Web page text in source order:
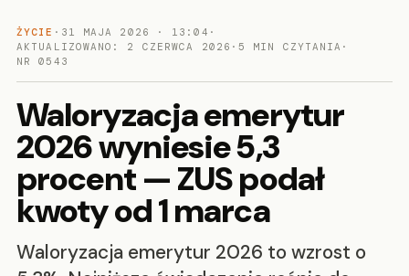
ŻYCIE · 31 MAJA 2026 · 13:04 ·
AKTUALIZOWANO: 2 CZERWCA 2026 ·5 MIN CZYTANIA ·
NR 0543
Waloryzacja emerytur
2026 wyniesie 5,3
procent — ZUS podał
kwoty od 1 marca
Waloryzacja emerytur 2026 to wzrost o